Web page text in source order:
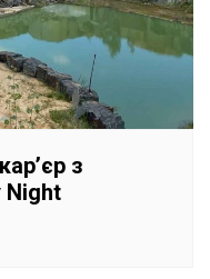
з
Night